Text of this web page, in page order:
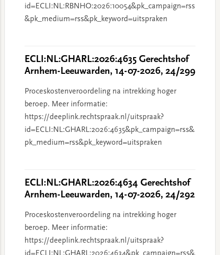
id=ECLI:NL:RBNHO:2026:10054&pk_campaign=rss
&pk_medium=rss&pk_keyword=uitspraken
ECLI:NL:GHARL:2026:4635 Gerechtshof
Arnhem-Leeuwarden, 14-07-2026, 24/299
Proceskostenveroordeling na intrekking hoger
beroep. Meer informatie:
https://deeplink.rechtspraak.nl/uitspraak?
id=ECLI:NL:GHARL:2026:4635&pk_campaign=rss&
pk_medium=rss&pk_keyword=uitspraken
ECLI:NL:GHARL:2026:4634 Gerechtshof
Arnhem-Leeuwarden, 14-07-2026, 24/292
Proceskostenveroordeling na intrekking hoger
beroep. Meer informatie:
https://deeplink.rechtspraak.nl/uitspraak?